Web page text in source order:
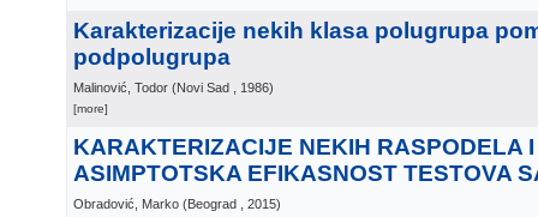
Karakterizacije nekih klasa polugrupa
podpolugrupa
Malinović, Todor (Novi Sad , 1986)
[more]
KARAKTERIZACIJE NEKIH RASPODELA
ASIMPTOTSKA EFIKASNOST TESTOVA
Obradović, Marko (Beograd , 2015)